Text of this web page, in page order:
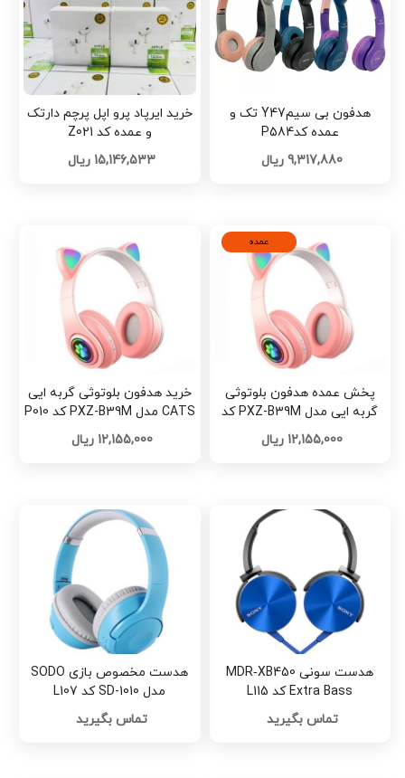
هدفون بی سیمY47 تک و
عمده کدP584
9,317,880 ریال
خرید ایرپاد پرو اپل پرچم دارتک
و عمده کد Z021
15,146,533 ریال
عمده
پخش عمده هدفون بلوتوثی
گربه ایی مدل PXZ-B39M کد
P010
12,155,000 ریال
خرید هدفون بلوتوثی گربه ایی
CATS مدل PXZ-B39M کد P010
تک و عمده
12,155,000 ریال
هدست سونی MDR‑XB450
Extra Bass کد L115
تماس بگیرید
هدست مخصوص بازی SODO
مدل SD-1010 کد L107
تماس بگیرید